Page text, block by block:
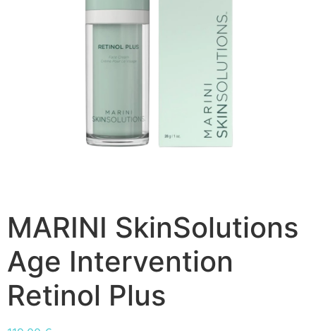
MARINI SkinSolutions
Age Intervention
Retinol Plus